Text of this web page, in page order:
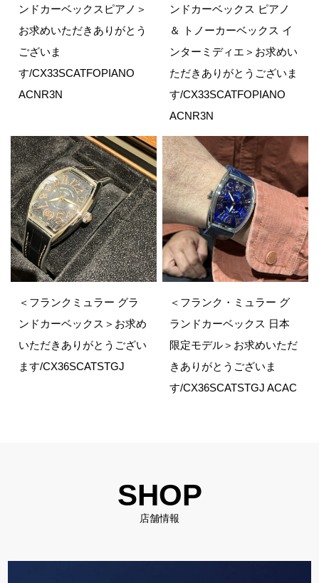
ンドカーベックスピアノ＞
お求めいただきありがとう
ございま
す/CX33SCATFOPIANO
ACNR3N
ンドカーベックス ピアノ
＆ トノーカーベックス イ
ンターミディエ＞お求めい
ただきありがとうございま
す/CX33SCATFOPIANO
ACNR3N
＜フランクミュラー グラ
ンドカーベックス＞お求め
いただきありがとうござい
ます/CX36SCATSTGJ
＜フランク・ミュラー グ
ランドカーベックス 日本
限定モデル＞お求めいただ
きありがとうございま
す/CX36SCATSTGJ ACAC
SHOP
店舗情報